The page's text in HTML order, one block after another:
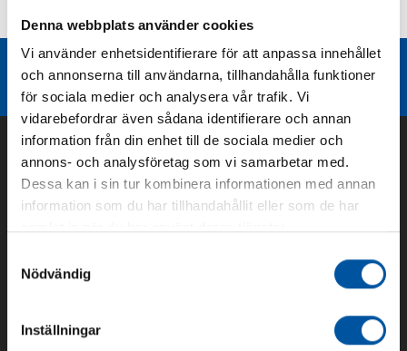
Denna webbplats använder cookies
Vi använder enhetsidentifierare för att anpassa innehållet
och annonserna till användarna, tillhandahålla funktioner
för sociala medier och analysera vår trafik. Vi
vidarebefordrar även sådana identifierare och annan
information från din enhet till de sociala medier och
annons- och analysföretag som vi samarbetar med.
Dessa kan i sin tur kombinera informationen med annan
information som du har tillhandahållit eller som de har
Nödvändig
Inställningar
Teknisk dokumentation
Liknande produktgrupper
Om oss